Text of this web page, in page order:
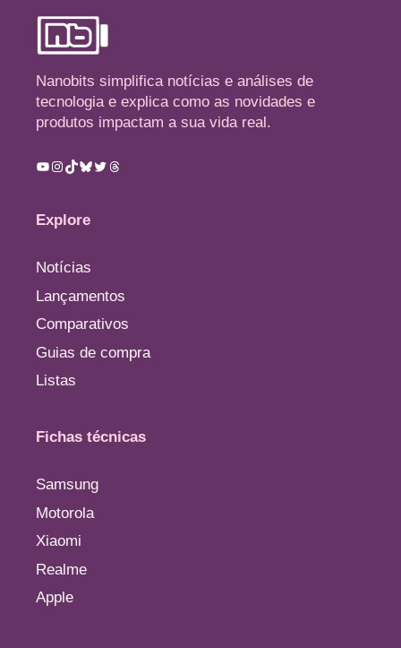
Nanobits simplifica notícias e análises de
tecnologia e explica como as novidades e
produtos impactam a sua vida real.
Youtube
Instagram
TikTok
Bluesky
TwitterThreads
Explore
Notícias
Lançamentos
Comparativos
Guias de compra
Listas
Fichas técnicas
Samsung
Motorola
Xiaomi
Realme
Apple